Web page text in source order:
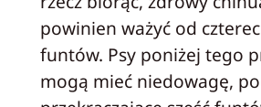
powinien ważyć od
funtów. Psy poniżej tego
mogą mieć niedowagę,